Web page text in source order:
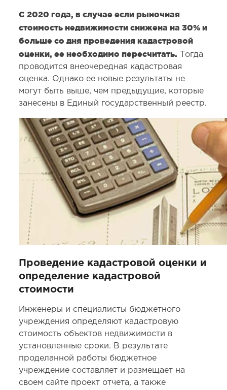
С 2020 года, в случае если рыночная
стоимость недвижимости снижена на 30% и
больше со дня проведения кадастровой
оценки, ее необходимо пересчитать. Тогда
проводится внеочередная кадастровая
оценка. Однако ее новые результаты не
могут быть выше, чем предыдущие, которые
занесены в Единый государственный реестр.
Проведение кадастровой оценки и
определение кадастровой
стоимости
Инженеры и специалисты бюджетного
учреждения определяют кадастровую
стоимость объектов недвижимости в
установленные сроки. В результате
проделанной работы бюджетное
учреждение составляет и размещает на
своем сайте проект отчета, а также